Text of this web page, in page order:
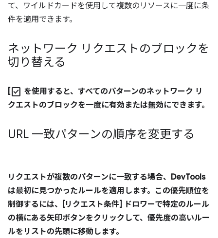
て、ワイルドカードを使用して複数のリソースに一度に条
件を適用できます。
ネットワーク リクエストのブロックを
切り替える
[check_box を使用すると、すべてのパターンのネットワーク リ
クエストのブロックを一度に有効または無効にできます。
URL 一致パターンの順序を変更する
リクエストが複数のパターンに一致する場合、DevTools
は最初に見つかったルールを適用します。この優先順位を
制御するには、[リクエスト条件] ドロワーで特定のルール
の横にある矢印ボタンをクリックして、優先度の高いルー
ルをリストの先頭に移動します。